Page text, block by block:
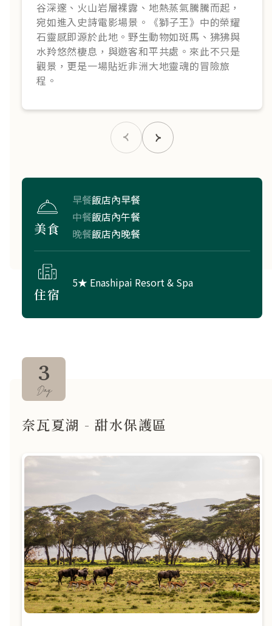
谷深邃、火山岩層裸露、地熱蒸氣騰騰而起，
宛如進入史詩電影場景。《獅子王》中的榮耀
石靈感即源於此地。野生動物如斑馬、狒狒與
水羚悠然棲息，與遊客和平共處。來此不只是
觀景，更是一場貼近非洲大地靈魂的冒險旅
程。
美食
早餐飯店內早餐
中餐飯店內午餐
晚餐飯店內晚餐
住宿
5★ Enashipai Resort & Spa
奈瓦夏湖 - 甜水保護區
3
Day